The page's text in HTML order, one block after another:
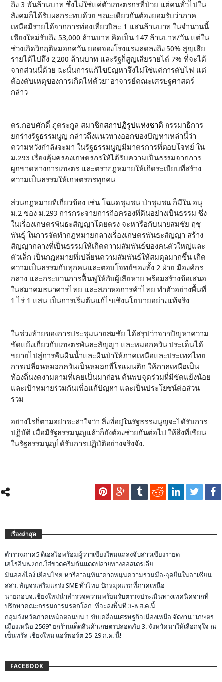
ถึง 3 พันล้านบาท ซึ่งไม่ใช่แค่ตัวเกษตรกรที่ป่วย แต่คนทั่วไปใน
สังคมก็ได้รับผลกระทบด้วย ขณะเดียวกันต้องยอมรับว่าภาค
เหนือมีรายได้จากการท่องเที่ยวปีละ 1 แสนล้านบาท ในจำนวนนี้
เชียงใหม่รับถึง 53,000 ล้านบาท คิดเป็น 147 ล้านบาท/วัน แต่ใน
ช่วงเกิดวิกฤติหมอกควัน ยอดจองโรงแรมลดลงถึง 50% สูญเสีย
รายได้ไปถึง 2,200 ล้านบาท และรัฐก็สูญเสียรายได้ 7% ที่จะได้
จากส่วนนี้ด้วย ฉะนั้นการแก้ไขปัญหาจึงไม่ใช่แค่การดับไฟ แต่
ต้องดับเหตุของการเกิดไฟด้วย” อาจารย์คณะเศรษฐศาสตร์
กล่าว
ดร.กอบศักดิ์ ภูตระกูล สมาชิกสภาปฏิรูปแห่งชาติ กรรมาธิการ
ยกร่างรัฐธรรมนูญ กล่าวถึงแนวทางออกของปัญหาเหล่านี้ว่า
ความหวังกำลังจะมา ในรัฐธรรมนูญมีมาตรการที่ตอบโจทย์ ใน
ม.293 เรื่องคุ้มครองเกษตรกรให้ได้รับความเป็นธรรมจากการ
ผูกขาดทางการเกษตร และตรากฎหมายให้เกิดระเบียบที่สร้าง
ความเป็นธรรมให้เกษตรกรทุกคน
ส่วนกฎหมายที่เกี่ยวข้อง เช่น โฉนดชุมชน ป่าชุมชน ก็มีใน อนุ
ม.2 ของ ม.293 การกระจายการถือครองที่ดินอย่างเป็นธรรม ซึ่ง
ในเรื่องเกษตรพันธะสัญญาโดยตรง จะหารือกับนายสมชัย ฤชุ
พันธุ์ ในการจัดทำกฎหมายกลางเรื่องเกษตรพันธะสัญญา สร้าง
สัญญากลางที่เป็นธรรมให้เกิดความสัมพันธ์ของคนตัวใหญ่และ
ตัวเล็ก เป็นกฎหมายที่เปลี่ยนความสัมพันธ์ให้สมดุลมากขึ้น เกิด
ความเป็นธรรมกับทุกคนและตอบโจทย์ของทั้ง 2 ฝ่าย มีองค์กร
กลาง และกระบวนการฟื้นฟูให้กับผู้เสียหาย พร้อมสร้างข้อเสนอ
ในสมาคมธนาคารไทย และสภาหอการค้าไทย ทำตัวอย่างพื้นที่
1 ไร่ 1 แสน เป็นการเริ่มต้นแก้ไขเชิงนโยบายอย่างแท้จริง
ในช่วงท้ายของการประชุมนายสมชัย ได้สรุปว่าจากปัญหาความ
ขัดแย้งเกี่ยวกับเกษตรพันธะสัญญา และหมอกควัน ประเด็นได้
ขยายไปสู่การคืนผืนน้ำและผืนป่าให้ภาคเหนือและประเทศไทย
การเปลี่ยนหมอกควันเป็นหมอกที่โรแมนติก ให้ภาคเหนือเป็น
ท้องถิ่นงดงามตามที่เคยเป็นมาก่อน ค้นพบจุดร่วมที่มีขัดแย้งน้อย
และเป้าหมายร่วมกันเพื่อแก้ปัญหา และเป็นประโยชน์ต่อส่วน
รวม
อย่างไรก็ตามอย่าชะล่าใจว่า สิ่งที่อยู่ในรัฐธรรมนูญจะได้รับการ
ปฏิบัติ เมื่อมีรัฐธรรมนูญแล้วก็ยังต้องช่วยกันต่อไป ให้สิ่งที่เขียน
ในรัฐธรรมนูญได้รับการปฏิบัติอย่างจริงจัง.
เรื่องล่าสุด
ตำรวจภาค5 ดีเอสไอพร้อมผู้ว่าฯเชียงใหม่แถลงจับสาวเชียงรายด
เฮโรอีน8.2กก.ใส่ขวดครีมกันแดดปลายทางออสเตรเลีย
มินอองไลง์ เยือนไทย หารือ”อนุทิน”คาดหนุนความร่วมมือ-จุดยืนในอาเซียน
สสว. สัญจรเสริมแกร่ง SME ทั่วไทย ปักหมุดแรกที่ภาคเหนือ
นายกอบจ.เชียงใหม่นำสำรวจความพร้อมรับตรวจประเมินทางเทคนิคจากที่
ปรึกษาคณะกรรมการมรดกโลก ที่จะลงพื้นที่ 3-8 ส.ค.นี้
กลุ่มจังหวัดภาคเหนือตอนบน 1 ขับเคลื่อนเศรษฐกิจเมืองเหนือ จัดงาน “เกษตร
เมืองเหนือ 2569” ยกร้านเด็ดสินค้าเกษตรปลอดภัย 3. จังหวัด มาให้เลือกจุใจ ณ
เซ็นทรัล เชียงใหม่ แอร์พอร์ต 25-29 ก.ค. นี้!
FACEBOOK